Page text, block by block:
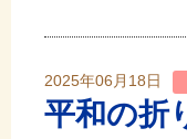
2025年06月18日
平和の折